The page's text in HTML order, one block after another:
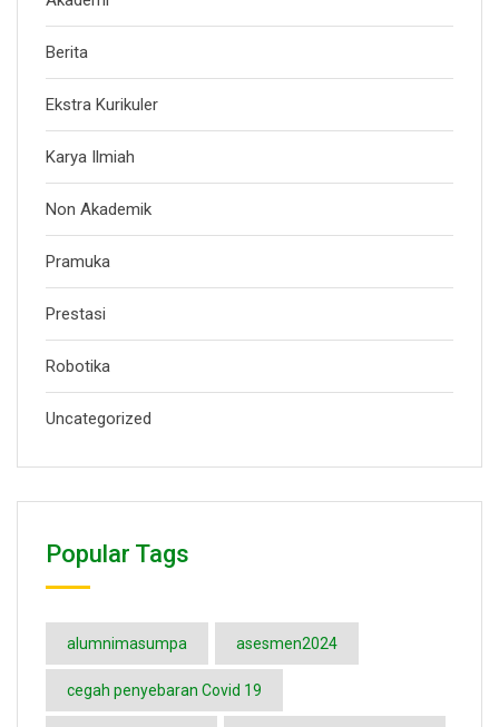
Berita
Ekstra Kurikuler
Karya Ilmiah
Non Akademik
Pramuka
Prestasi
Robotika
Uncategorized
Popular Tags
alumnimasumpa asesmen2024
cegah penyebaran Covid 19